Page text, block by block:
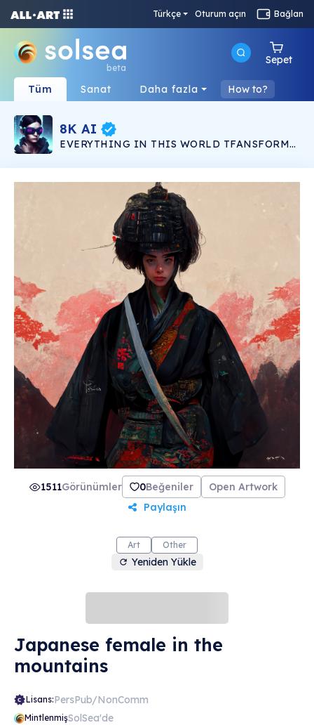
Türkçe Oturum açın Bağlan
beta
Sepet
Tüm Sanat Daha fazla How to?
8K AI
EVERYTHING IN THIS WORLD TFANSFORM
IN 8K generated by an AI creating realistic
images from a natural texts prompt. over 1000
will be minted follow my twitter for updates and
1511Görünümler 0Beğeniler
Open Artwork
Paylaşın
Art Other
Yeniden Yükle
Japanese female in the
mountains
Lisans:PersPub/NonComm
MintlenmişSolSea'de